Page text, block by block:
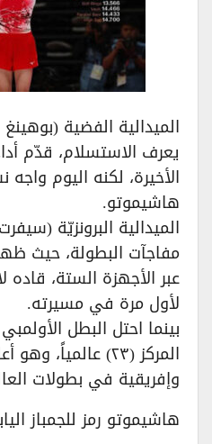
الميدالية الفضية
يعرف الاستسلام، قدّم
الأخيرة، لكنه اليوم
هاشيموتو.
الميدالية البرونزيّة
مفاجآت البطولة، حيث ظهر
عبر الأجهزة الستة، قاده
لأول مرة في مسيرته.
بينما احتل البطل
المركز (٢٣) عالمياً،
وإفريقية في بطولات
هاشيموتو رمز للجمباز